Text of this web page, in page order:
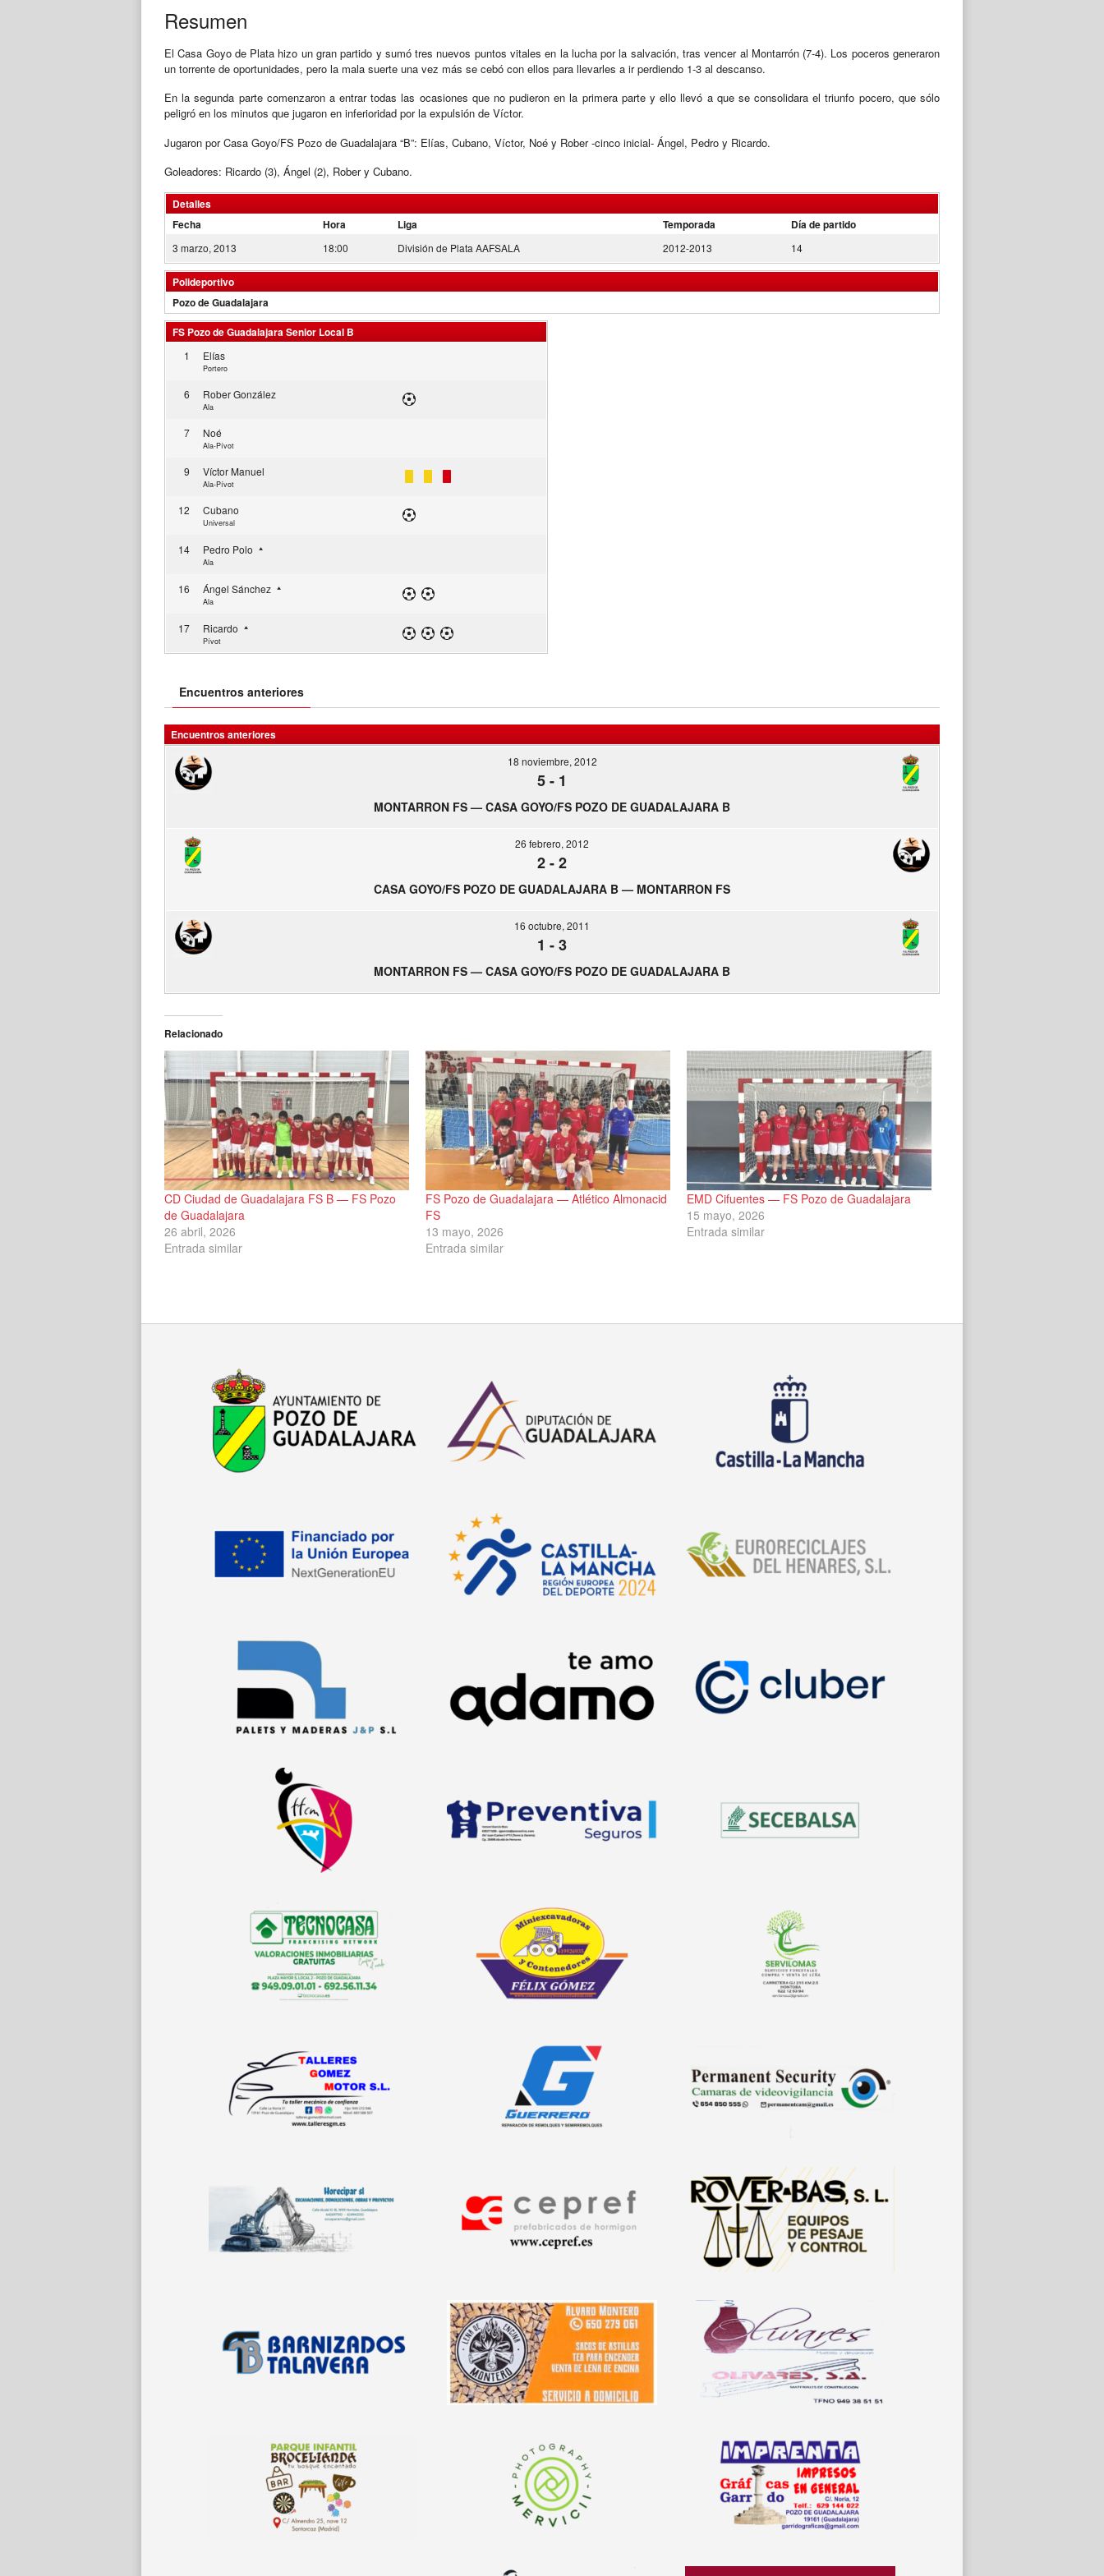
Resumen
El Casa Goyo de Plata hizo un gran partido y sumó tres nuevos puntos vitales en la lucha por la salvación, tras vencer al Montarrón (7-4). Los poceros generaron
un torrente de oportunidades, pero la mala suerte una vez más se cebó con ellos para llevarles a ir perdiendo 1-3 al descanso.
En la segunda parte comenzaron a entrar todas las ocasiones que no pudieron en la primera parte y ello llevó a que se consolidara el triunfo pocero, que sólo
peligró en los minutos que jugaron en inferioridad por la expulsión de Víctor.
Jugaron por Casa Goyo/FS Pozo de Guadalajara “B”: Elías, Cubano, Víctor, Noé y Rober -cinco inicial- Ángel, Pedro y Ricardo.
Goleadores: Ricardo (3), Ángel (2), Rober y Cubano.
Detalles
Fecha
Hora Liga Temporada Día de partido
3 marzo, 2013 18:00 División de Plata AAFSALA 2012-2013 14
Polideportivo
Pozo de Guadalajara
FS Pozo de Guadalajara Senior Local B
1 Elías
Portero
6 Rober González
Ala
7 Noé
Ala-Pívot
9 Víctor Manuel
Ala-Pívot
12 Cubano
Universal
14 Pedro Polo
Ala
16 Ángel Sánchez
Ala
17 Ricardo
Pívot
Encuentros anteriores
Encuentros anteriores
18 noviembre, 2012
5- 1
MONTARRON FS — CASA GOYO/FS POZO DE GUADALAJARA B
26 febrero, 2012
2-2
CASA GOYO/FS POZO DE GUADALAJARA B — MONTARRON FS
16 octubre, 2011
1 -3
MONTARRON FS — CASA GOYO/FS POZO DE GUADALAJARA B
Relacionado
CD Ciudad de Guadalajara FS B — FS Pozo
de Guadalajara
26 abril, 2026
Entrada similar
FS Pozo de Guadalajara — Atlético Almonacid
FS
13 mayo, 2026
Entrada similar
EMD Cifuentes — FS Pozo de Guadalajara
15 mayo, 2026
Entrada similar